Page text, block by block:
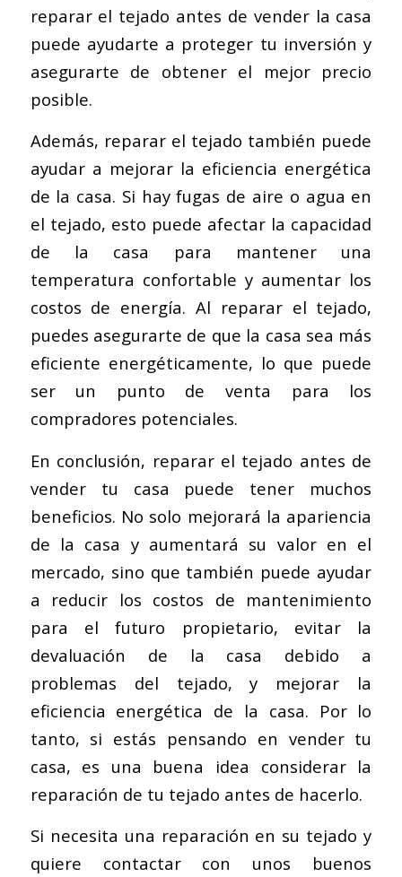
reparar el tejado antes de vender la casa
puede ayudarte a proteger tu inversión y
asegurarte de obtener el mejor precio
posible.
Además, reparar el tejado también puede
ayudar a mejorar la eficiencia energética
de la casa. Si hay fugas de aire o agua en
el tejado, esto puede afectar la capacidad
de la casa para mantener una
temperatura confortable y aumentar los
costos de energía. Al reparar el tejado,
puedes asegurarte de que la casa sea más
eficiente energéticamente, lo que puede
ser un punto de venta para los
compradores potenciales.
En conclusión, reparar el tejado antes de
vender tu casa puede tener muchos
beneficios. No solo mejorará la apariencia
de la casa y aumentará su valor en el
mercado, sino que también puede ayudar
a reducir los costos de mantenimiento
para el futuro propietario, evitar la
devaluación de la casa debido a
problemas del tejado, y mejorar la
eficiencia energética de la casa. Por lo
tanto, si estás pensando en vender tu
casa, es una buena idea considerar la
reparación de tu tejado antes de hacerlo.
Si necesita una reparación en su tejado y
quiere contactar con unos buenos